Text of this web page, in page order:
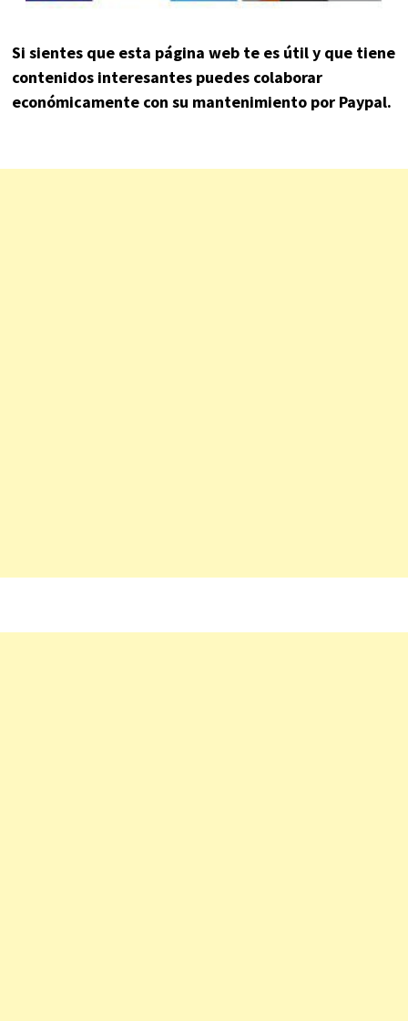
Si sientes que esta página web te es útil y que tiene
contenidos interesantes puedes colaborar
económicamente con su mantenimiento por Paypal.